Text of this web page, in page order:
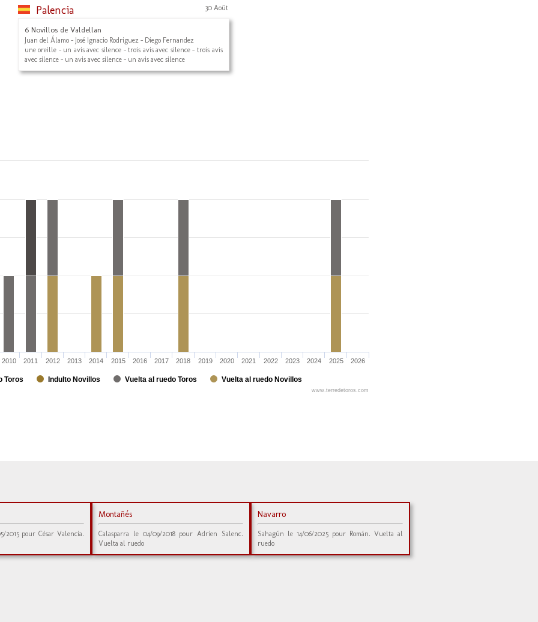
Palencia 30 Août
6 Novillos de Valdellan
Juan del Álamo - José Ignacio Rodriguez - Diego Fernandez
une oreille - un avis avec silence - trois avis avec silence - trois avis
avec silence - un avis avec silence - un avis avec silence
Toros Indulto Novillos Vuelta al ruedo Toros Vuelta al ruedo Novillos
2010 2011 2012 2013 2014 2015 2016 2017 2018 2019 2020 2021 2022 2023 2024 2025 2026
www.terredetoros.com
2015 pour César Valencia.
Montañés
Calasparra le 04/09/2018 pour Adrien Salenc.
Vuelta al ruedo
Navarro
Sahagún le 14/06/2025 pour Román. Vuelta al
ruedo